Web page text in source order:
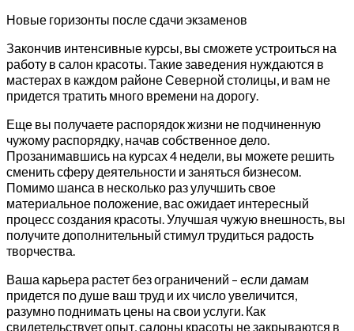
Новые горизонты после сдачи экзаменов
Закончив интенсивные курсы, вы сможете устроиться на
работу в салон красоты. Такие заведения нуждаются в
мастерах в каждом районе Северной столицы, и вам не
придется тратить много времени на дорогу.
Еще вы получаете распорядок жизни не подчиненную
чужому распорядку, начав собственное дело.
Прозанимавшись на курсах 4 недели, вы можете решить
сменить сферу деятельности и заняться бизнесом.
Помимо шанса в несколько раз улучшить свое
материальное положение, вас ожидает интересный
процесс создания красоты. Улучшая чужую внешность, вы
получите дополнительный стимул трудиться радость
творчества.
Ваша карьера растет без ограничений – если дамам
придется по душе ваш труд и их число увеличится,
разумно поднимать цены на свои услуги. Как
свидетельствует опыт, салоны красоты не закрываются в